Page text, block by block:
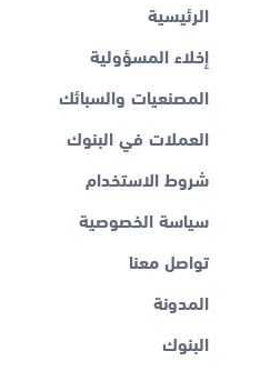
الرئيسية
إخلاء المسؤولية
المصنعيات والسبائك
العملات في البنوك
شروط الاستخدام
سياسة الخصوصية
تواصل معنا
المدونة
البنوك